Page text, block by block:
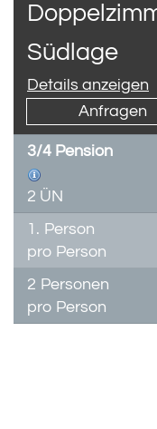
Südlage
Details anzeigen
Anfragen
3/4 Pension
2 ÜN
1. Person
pro Person
2 Personen
pro Person